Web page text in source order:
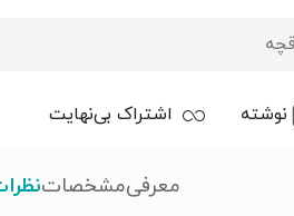
نوشته اشتراک بی‌نهایت
معرفیمشخصات